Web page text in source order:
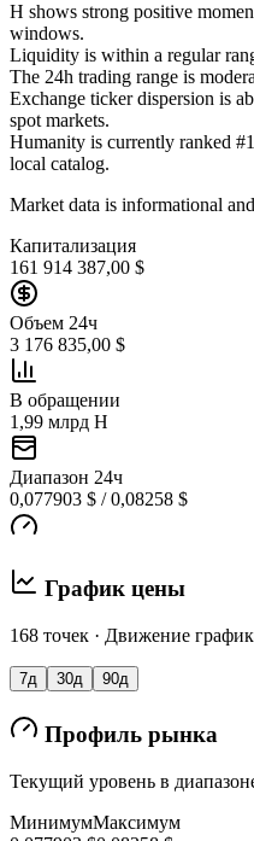
H shows strong positive
windows.
Liquidity is within a regular
The 24h trading range is
Exchange ticker dispersion is
spot markets.
Humanity is currently ranked
local catalog.
Market data is informational
Капитализация
161 914 387,00 $
Объем 24ч
3 176 835,00 $
В обращении
1,99 млрд H
Диапазон 24ч
0,077903 $ / 0,08258 $
График цены
168 точек · Движение
7д 30д 90д
Профиль рынка
Текущий уровень в
МинимумМаксимум